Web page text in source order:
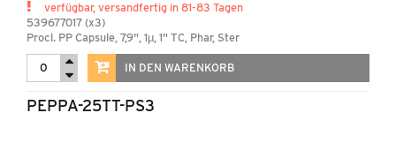
verfügbar, versandfertig in 81-83 Tagen
539677017 (x3)
Procl. PP Capsule, 7,9", 1µ, 1" TC, Phar, Ster
IN DEN WARENKORB
PEPPA-25TT-PS3